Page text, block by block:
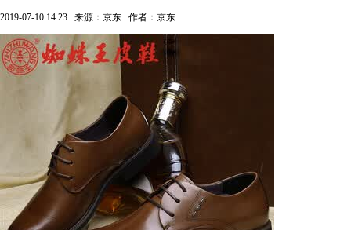
2019-07-10 14:23 来源：京东 作者：京东